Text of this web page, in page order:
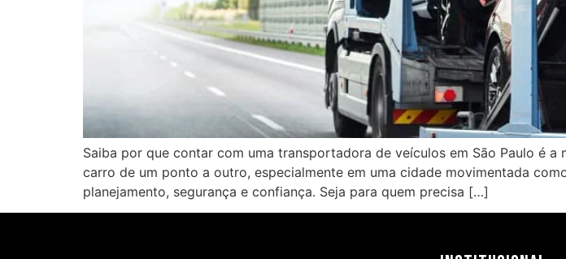
Saiba por que contar com uma transportadora de veículos em São Paulo é
carro de um ponto a outro, especialmente em uma cidade movimentada
planejamento, segurança e confiança. Seja para quem precisa […]